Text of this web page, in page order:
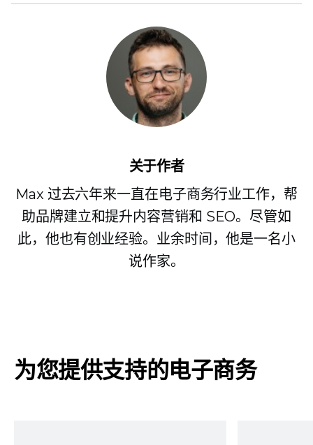
关于作者
Max 过去六年来一直在电子商务行业工作，帮
助品牌建立和提升内容营销和 SEO。尽管如
此，他也有创业经验。业余时间，他是一名小
说作家。
为您提供支持的电子商务